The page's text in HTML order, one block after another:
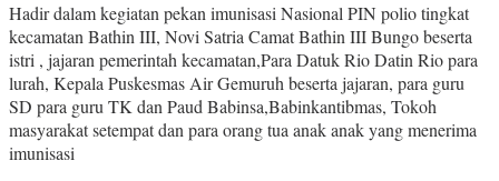
Hadir dalam kegiatan pekan imunisasi Nasional PIN polio tingkat
kecamatan Bathin III, Novi Satria Camat Bathin III Bungo beserta
istri , jajaran pemerintah kecamatan,Para Datuk Rio Datin Rio para
lurah, Kepala Puskesmas Air Gemuruh beserta jajaran, para guru
SD para guru TK dan Paud Babinsa,Babinkantibmas, Tokoh
masyarakat setempat dan para orang tua anak anak yang menerima
imunisasi